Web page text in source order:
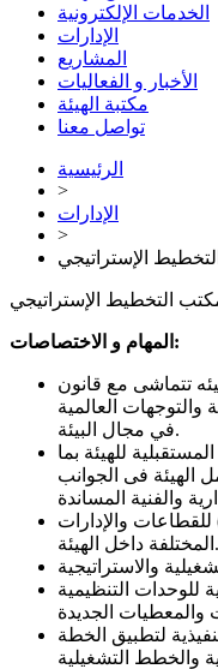
الخدمات الإلكترونية
الإدارات
المشاريع
الأخبار و الفعاليات
مكتبة الهيئة
تواصل معنا
الرئيسية
>
الإدارات
>
الإستراتيجي
التخطيط الإستراتيجي
المهام و الاختصاصات:
تتماشى مع قانون
والتوجهات العالمية
في مجال البيئة.
للهيئة بما
الهيئة فى الجوانب
للقطاعات والإدارات
المختلفة داخل الهيئة.
للوحدات التنظيمية
لتطبيق الخطة